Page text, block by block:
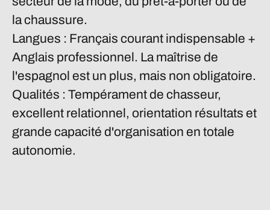
la chaussure.
Langues : Français courant indispensable +
Anglais professionnel. La maîtrise de
l'espagnol est un plus, mais non obligatoire.
Qualités : Tempérament de chasseur,
excellent relationnel, orientation résultats et
grande capacité d'organisation en totale
autonomie.